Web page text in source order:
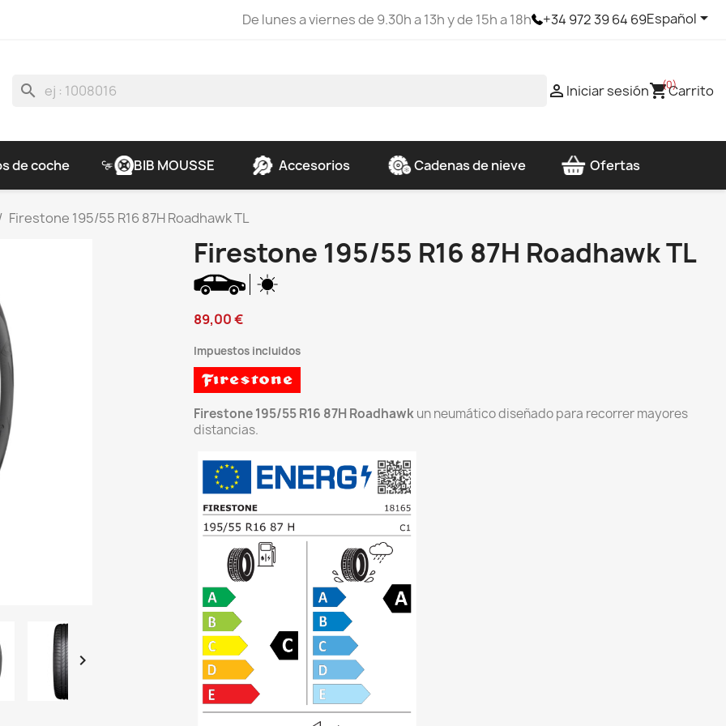
De lunes a viernes de 9.30h a 13h y de 15h a 18h +34 972 39 64 69Español
search  Iniciar sesiónshopping_cart(0)Carrito
de coche BIB MOUSSE Accesorios Cadenas de nieve Ofertas
Firestone 195/55 R16 87H Roadhawk TL

Firestone 195/55 R16 87H Roadhawk TL
89,00 €
Impuestos incluidos
Firestone 195/55 R16 87H Roadhawkun neumático diseñado para recorrer mayores
distancias.